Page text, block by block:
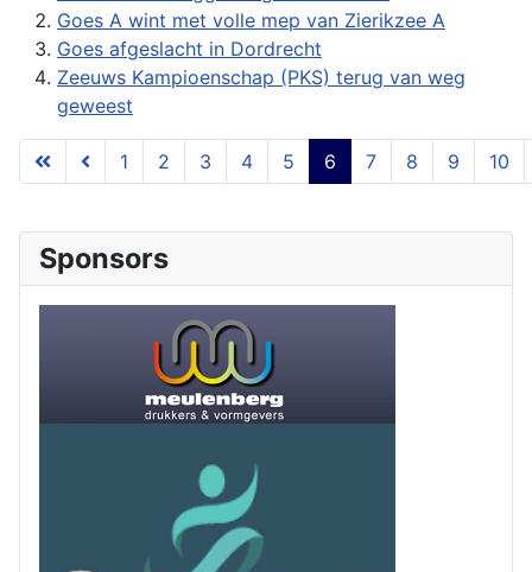
Goes A wint met volle mep van Zierikzee A
Goes afgeslacht in Dordrecht
Zeeuws Kampioenschap (PKS) terug van weg
geweest
Pagina 6 van 53
1 2 3 4 5 6 7 8 9 10
Sponsors